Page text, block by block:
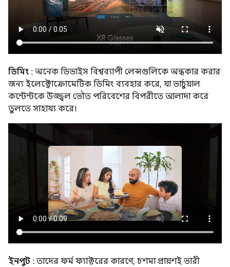
ডিমিং : অনেক ডিভাইস বিশ্বব্যাপী লেন্সগুলিকে অন্ধকার করার
জন্য ইলেক্ট্রোক্রোমেটিক ডিমিং ব্যবহার করে, যা ভার্চুয়াল
কন্টেন্টকে উজ্জ্বল ভৌত পরিবেশের বিপরীতে আলাদা করে
তুলতে সাহায্য করে।
ইনপুট : তাদের ফর্ম ফ্যাক্টরের কারণে, চশমা প্রায়শই ভারী